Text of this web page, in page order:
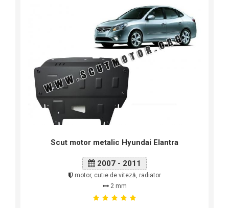
Scut motor metalic Hyundai Elantra
2007 - 2011
motor, cutie de viteză, radiator
2 mm